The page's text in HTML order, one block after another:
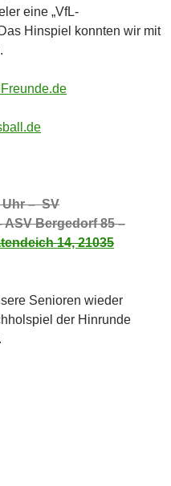
eine „VfL-
Hinspiel konnten wir mit
Uhr – SV
Bergedorf 85 –
14, 21035
Senioren wieder
der Hinrunde